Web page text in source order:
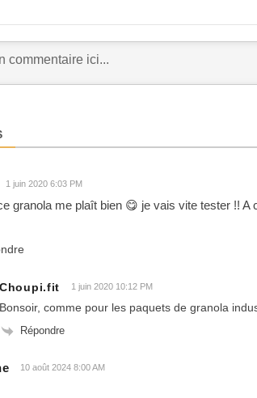
1 juin 2020 6:03 PM
granola me plaît bien 😋 je vais vite tester !!
Choupi.fit 1 juin 2020 10:12 PM
Bonsoir, comme pour les paquets de granola
Répondre
10 août 2024 8:00 AM